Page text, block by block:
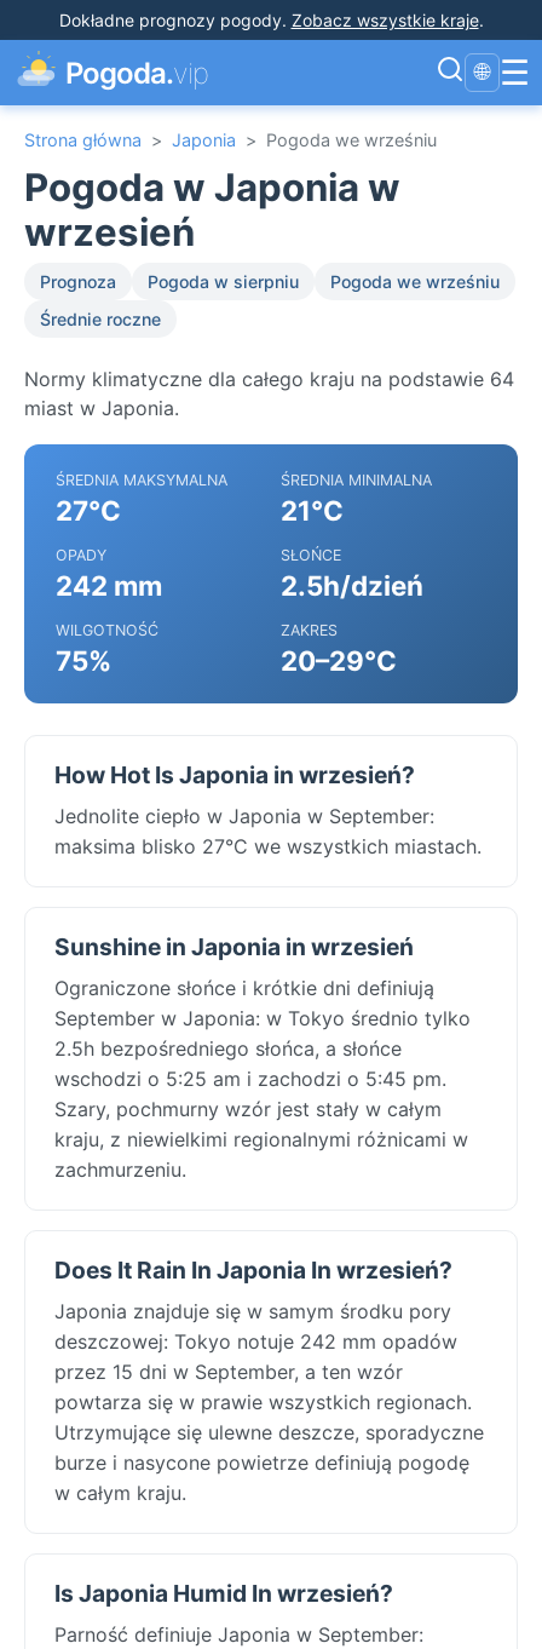
Dokładne prognozy pogody. Zobacz wszystkie kraje.
Pogoda.vip 🌐 ☰
Strona główna > Japonia > Pogoda we wrześniu
Pogoda w Japonia w
wrzesień
Prognoza Pogoda w sierpniu
Pogoda we wrześniu
Średnie roczne
Normy klimatyczne dla całego kraju na podstawie 64
miast w Japonia.
ŚREDNIA MAKSYMALNA
27°C
ŚREDNIA MINIMALNA
21°C
OPADY
242 mm
SŁOŃCE
2.5h/dzień
WILGOTNOŚĆ
75%
ZAKRES
20–29°C
How Hot Is Japonia in wrzesień?
Jednolite ciepło w Japonia w September:
maksima blisko 27°C we wszystkich miastach.
Sunshine in Japonia in wrzesień
Ograniczone słońce i krótkie dni definiują
September w Japonia: w Tokyo średnio tylko
2.5h bezpośredniego słońca, a słońce
wschodzi o 5:25 am i zachodzi o 5:45 pm.
Szary, pochmurny wzór jest stały w całym
kraju, z niewielkimi regionalnymi różnicami w
zachmurzeniu.
Does It Rain In Japonia In wrzesień?
Japonia znajduje się w samym środku pory
deszczowej: Tokyo notuje 242 mm opadów
przez 15 dni w September, a ten wzór
powtarza się w prawie wszystkich regionach.
Utrzymujące się ulewne deszcze, sporadyczne
burze i nasycone powietrze definiują pogodę
w całym kraju.
Is Japonia Humid In wrzesień?
Parność definiuje Japonia w September: